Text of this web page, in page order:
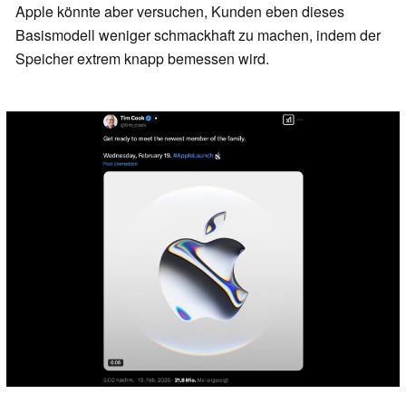
Apple könnte aber versuchen, Kunden eben dieses
Basismodell weniger schmackhaft zu machen, indem der
Speicher extrem knapp bemessen wird.